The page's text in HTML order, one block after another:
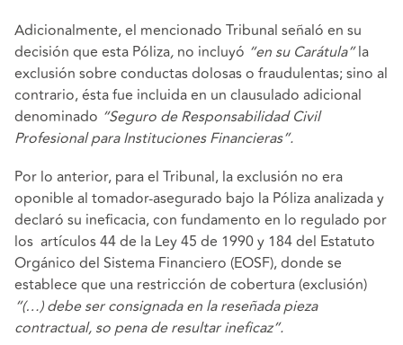
Adicionalmente, el mencionado Tribunal señaló en su
decisión que esta Póliza, no incluyó “en su Carátula”la
exclusión sobre conductas dolosas o fraudulentas; sino al
contrario, ésta fue incluida en un clausulado adicional
denominado “Seguro de Responsabilidad Civil
Profesional para Instituciones Financieras”.
Por lo anterior, para el Tribunal, la exclusión no era
oponible al tomador-asegurado bajo la Póliza analizada y
declaró su ineficacia, con fundamento en lo regulado por
los artículos 44 de la Ley 45 de 1990 y 184 del Estatuto
Orgánico del Sistema Financiero (EOSF), donde se
establece que una restricción de cobertura (exclusión)
“(…) debe ser consignada en la reseñada pieza
contractual, so pena de resultar ineficaz”.